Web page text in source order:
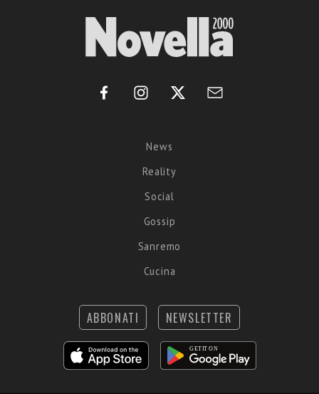
News
Reality
Social
Gossip
Sanremo
Cucina
ABBONATI NEWSLETTER